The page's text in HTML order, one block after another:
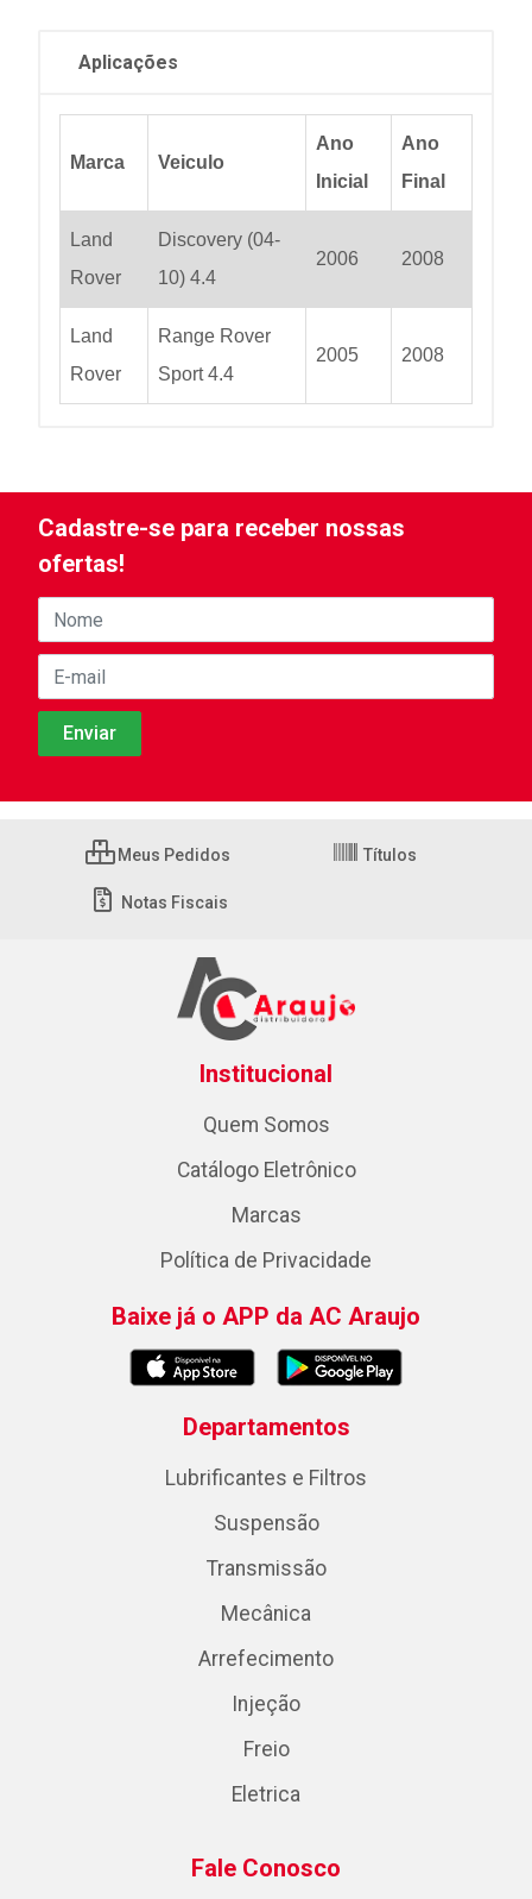
Aplicações
Marca Veiculo
Ano
Inicial
Ano
Final
Land
Rover
Discovery (04-
10) 4.4
2006 2008
Land
Rover
Range Rover
Sport 4.4
2005 2008
Cadastre-se para receber nossas
ofertas!
Meus Pedidos Títulos
Notas Fiscais
Institucional
Quem Somos
Catálogo Eletrônico
Marcas
Política de Privacidade
Baixe já o APP da AC Araujo
Departamentos
Lubrificantes e Filtros
Suspensão
Transmissão
Mecânica
Arrefecimento
Injeção
Freio
Eletrica
Fale Conosco